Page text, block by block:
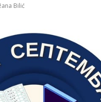
Bilić